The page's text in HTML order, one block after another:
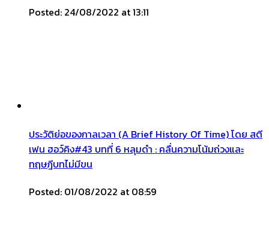
Posted: 24/08/2022 at 13:11
ประวัติย่อของกาลเวลา (A Brief History Of Time) โดย สตี
เฟน ฮอว์คิง#43 บทที่ 6 หลุมดำ : คลื่นความโน้มถ่วงและ
ทฤษฎีบทไม่มีขน
Posted: 01/08/2022 at 08:59